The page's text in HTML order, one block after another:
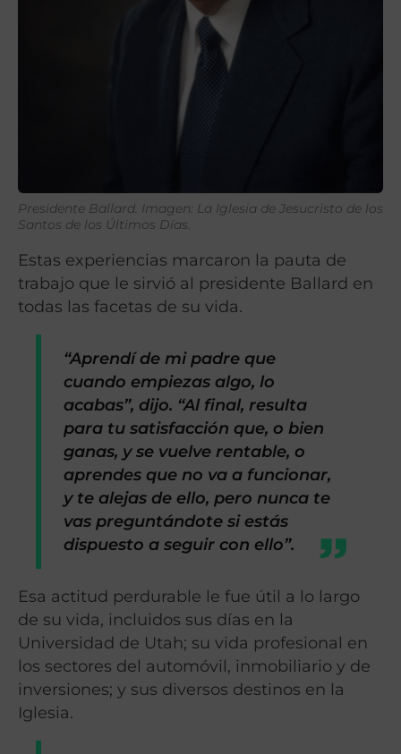
Presidente Ballard. Imagen: La Iglesia de Jesucristo de los
Santos de los Últimos Días.
Estas experiencias marcaron la pauta de
trabajo que le sirvió al presidente Ballard en
todas las facetas de su vida.
“Aprendí de mi padre que
cuando empiezas algo, lo
acabas”, dijo. “Al final, resulta
para tu satisfacción que, o bien
ganas, y se vuelve rentable, o
aprendes que no va a funcionar,
y te alejas de ello, pero nunca te
vas preguntándote si estás
dispuesto a seguir con ello”.
Esa actitud perdurable le fue útil a lo largo
de su vida, incluidos sus días en la
Universidad de Utah; su vida profesional en
los sectores del automóvil, inmobiliario y de
inversiones; y sus diversos destinos en la
Iglesia.